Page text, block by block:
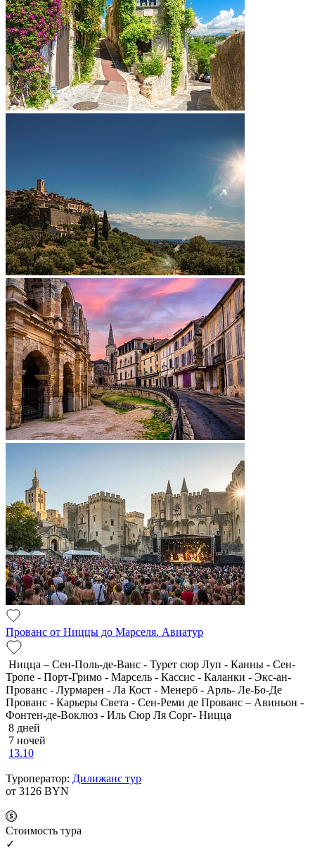
Прованс от Ниццы до Марселя. Авиатур
Ницца – Сен-Поль-де-Ванс - Турет сюр Луп - Канны - Сен-
Тропе - Порт-Гримо - Марсель - Кассис - Каланки - Экс-ан-
Прованс - Лурмарен - Ла Кост - Менерб - Арль- Ле-Бо-Де
Прованс - Карьеры Света - Сен-Реми де Прованс – Авиньон -
Фонтен-де-Воклюз - Иль Сюр Ля Сорг- Ницца
8 дней
7 ночей
13.10
Туроператор: Дилижанс тур
от 3126 BYN
Cтоимость тура
✓